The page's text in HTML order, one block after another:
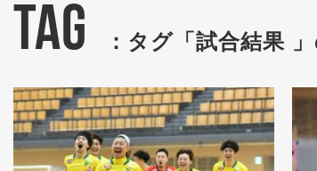
TAG ：タグ「試合結果